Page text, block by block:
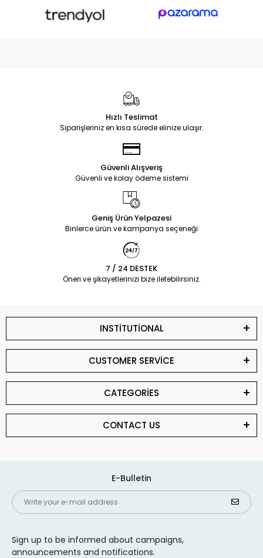
Hızlı Teslimat
Siparişleriniz en kısa sürede elinize ulaşır.
Güvenli Alışveriş
Güvenli ve kolay ödeme sistemi
Geniş Ürün Yelpazesi
Binlerce ürün ve kampanya seçeneği
7 / 24 DESTEK
Öneri ve şikayetlerinizi bize iletebilirsiniz.
INSTİTUTİONAL
CUSTOMER SERVİCE
CATEGORİES
CONTACT US
E-Bulletin
Sign up to be informed about campaigns,
announcements and notifications.